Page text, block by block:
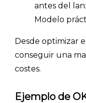
antes del
Modelo
Desde optimizar
conseguir una
costes.
Ejemplo de